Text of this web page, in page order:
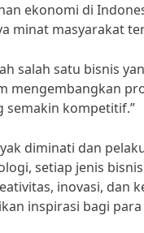
ekonomi di
minat masyarakat
salah satu bisnis
mengembangkan
semakin kompetitif.”
diminati dan
setiap jenis
inovasi, dan
inspirasi bagi